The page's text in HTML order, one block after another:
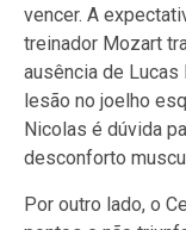
vencer. A
treinador Mozart
ausência de Lucas
lesão no joelho
Nicolas é dúvida
desconforto
Por outro lado, o